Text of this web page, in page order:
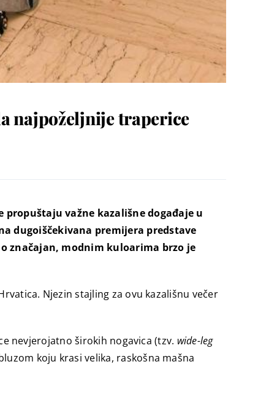
najpoželjnije traperice
propuštaju važne kazališne događaje u
dugoiščekivana premijera predstave
značajan, modnim kuloarima brzo je
Njezin stajling za ovu kazališnu večer
nevjerojatno širokih nogavica (tzv. wide-leg
koju krasi velika, raskošna mašna